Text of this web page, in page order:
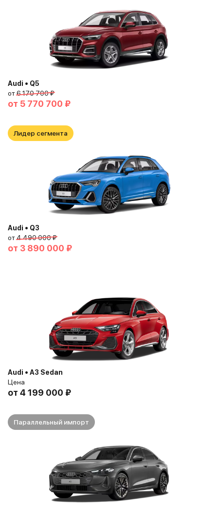
Audi • Q5
от6 170 700 ₽
от 5 770 700 ₽
Лидер сегмента
Audi • Q3
от4 490 000 ₽
от 3 890 000 ₽
Audi • A3 Sedan
Цена
от 4 199 000 ₽
Параллельный импорт